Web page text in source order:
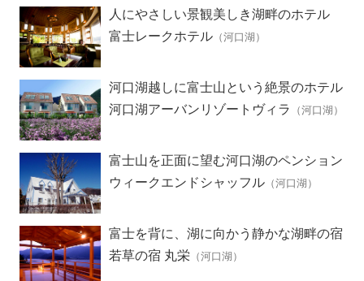
人にやさしい景観美しき湖畔のホテル
富士レークホテル （河口湖）
河口湖越しに富士山という絶景のホテル
形式貸別荘
河口湖アーバンリゾートヴィラ （河口湖）
富士山を正面に望む河口湖のペンション
ウィークエンドシャッフル （河口湖）
富士を背に、湖に向かう静かな湖畔の宿
若草の宿 丸栄 （河口湖）